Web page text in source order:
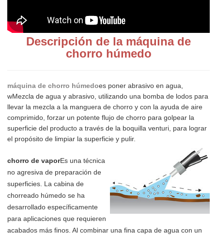
Descripción de la máquina de
chorro húmedo
máquina de chorro húmedoes poner abrasivo en agua,
wMezcla de agua y abrasivo, utilizando una bomba de lodos para
llevar la mezcla a la manguera de chorro y con la ayuda de aire
comprimido, forzar un potente flujo de chorro para golpear la
superficie del producto a través de la boquilla venturi, para lograr
el propósito de limpiar la superficie y pulir.
chorro de vaporEs una técnica
no agresiva de preparación de
superficies. La cabina de
chorreado húmedo se ha
desarrollado específicamente
para aplicaciones que requieren
acabados más finos. Al combinar una fina capa de agua con un